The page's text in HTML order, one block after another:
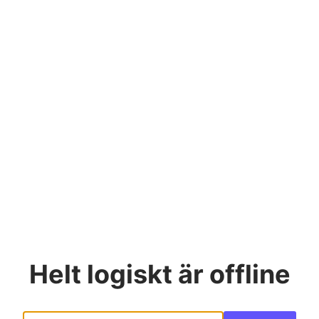
Helt logiskt är offline